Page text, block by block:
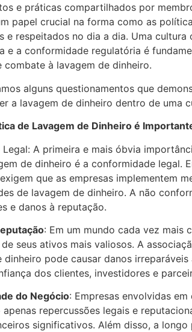
e práticas compartilhados por
papel crucial na forma como as
e respeitados no dia a dia. Uma
e a conformidade regulatória é
combate à lavagem de dinheiro.
alguns questionamentos que
a lavagem de dinheiro dentro de uma
de Lavagem de Dinheiro é
A primeira e mais óbvia
de dinheiro é a conformidade legal.
que as empresas implementem
de lavagem de dinheiro. A não
e danos à reputação.
: Em um mundo cada vez mais
seus ativos mais valiosos. A
dinheiro pode causar danos
dos clientes, investidores e
do Negócio: Empresas envolvidas
repercussões legais e
significativos. Além disso, a longo